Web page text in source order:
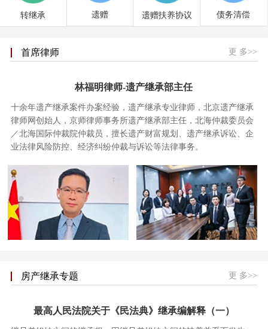
转继承 遗赠 遗赠扶养协议 债务清偿
首席律师 更 多>>
林福明律师-遗产继承部主任
十余年遗产继承案件办案经验，遗产继承专业律师，北京遗产继承
律师网创始人，京师律师事务所遗产继承部主任，北海仲裁委员会
／北海国际仲裁院仲裁员，擅长遗产财富规划、遗产继承诉讼、企
业法律风险防控、经济纠纷仲裁与诉讼等法律事务。
房产继承专题 更 多>>
最高人民法院关于《民法典》继承编解释（一）